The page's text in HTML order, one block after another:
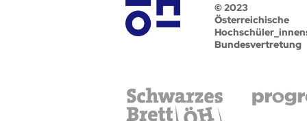
© 2023
Österreichische
Bundesvertretung